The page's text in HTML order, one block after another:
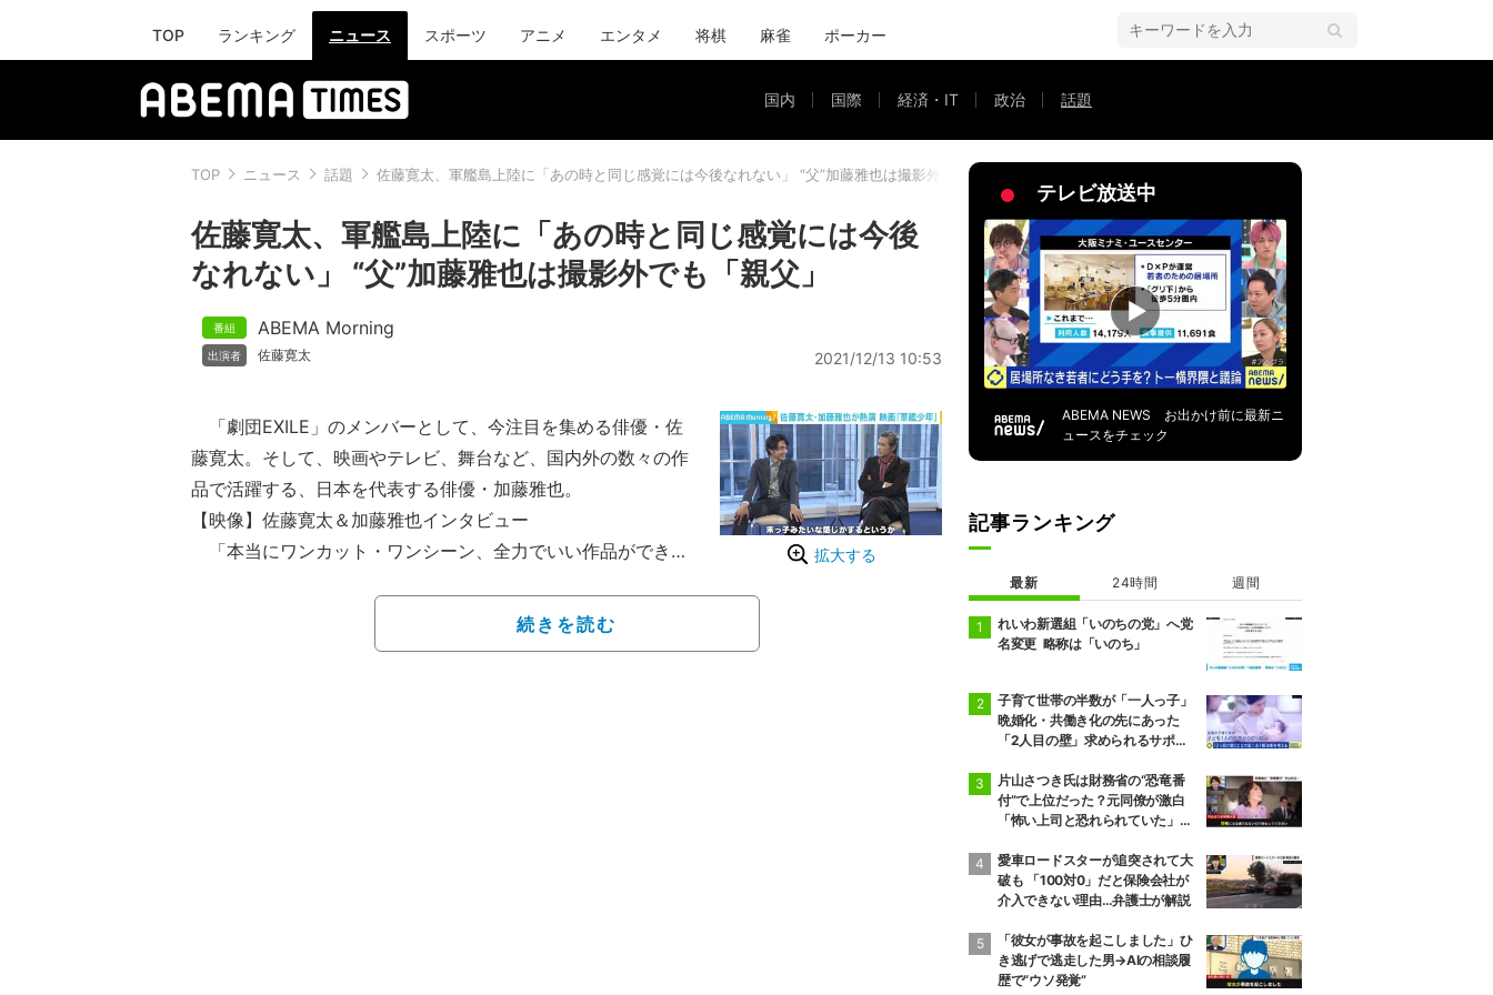
TOP ランキング ニュース スポーツ アニメ エンタメ 将棋 麻雀 ポーカー
国内 国際 経済・IT 政治 話題
TOP ニュース 話題 佐藤寛太、軍艦島上陸に「あの時と同じ感覚には今後なれない」 “父”加藤雅也は撮影外でも「親父」
佐藤寛太、軍艦島上陸に「あの時と同じ感覚には今後
なれない」 “父”加藤雅也は撮影外でも「親父」
ABEMA Morning
佐藤寛太 2021/12/13 10:53
拡大する
「劇団EXILE」のメンバーとして、今注目を集める俳優・佐
藤寛太。そして、映画やテレビ、舞台など、国内外の数々の作
品で活躍する、日本を代表する俳優・加藤雅也。
【映像】佐藤寛太＆加藤雅也インタビュー
「本当にワンカット・ワンシーン、全力でいい作品ができる
と思うし、軍艦島の景色もあるので劇場で見てほしい作品にな
続きを読む
テレビ放送中
ABEMA NEWS お出かけ前に最新ニ
ュースをチェック
記事ランキング
最新 24時間 週間
れいわ新選組「いのちの党」へ党
名変更 略称は「いのち」
子育て世帯の半数が「一人っ子」
晩婚化・共働き化の先にあった
「2人目の壁」求められるサポー
片山さつき氏は財務省の“恐竜番
付”で上位だった？元同僚が激白
「怖い上司と恐れられていた」
愛車ロードスターが追突されて大
破も 「100対0」だと保険会社が
介入できない理由…弁護士が解説
「彼女が事故を起こしました」ひ
き逃げで逃走した男→AIの相談履
歴で“ウソ発覚”